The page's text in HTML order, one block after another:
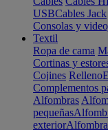
USBCables Jack
Consolas y
Textil
Ropa de cama
Cortinas y
Cojines Relleno
Complementos
Alfombras
pequeñas
exterior